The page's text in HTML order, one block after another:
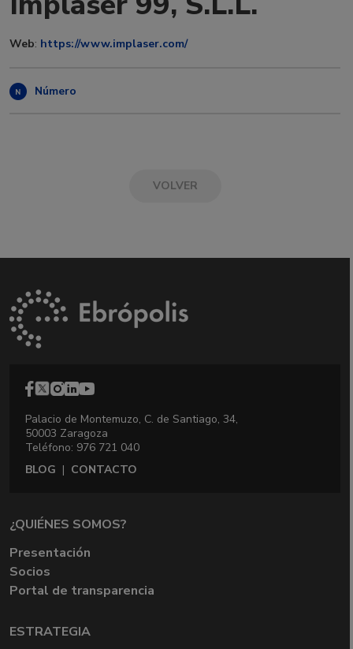
Web: https://www.implaser.com/
Número
VOLVER
Palacio de Montemuzo, C. de Santiago, 34,
50003 Zaragoza
Teléfono: 976 721 040
BLOG | CONTACTO
¿QUIÉNES SOMOS?
Presentación
Socios
Portal de transparencia
ESTRATEGIA